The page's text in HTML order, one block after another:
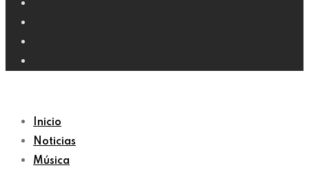
Inicio
Noticias
Música